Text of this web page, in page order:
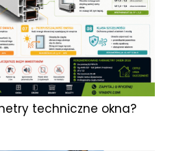
techniczne okna?